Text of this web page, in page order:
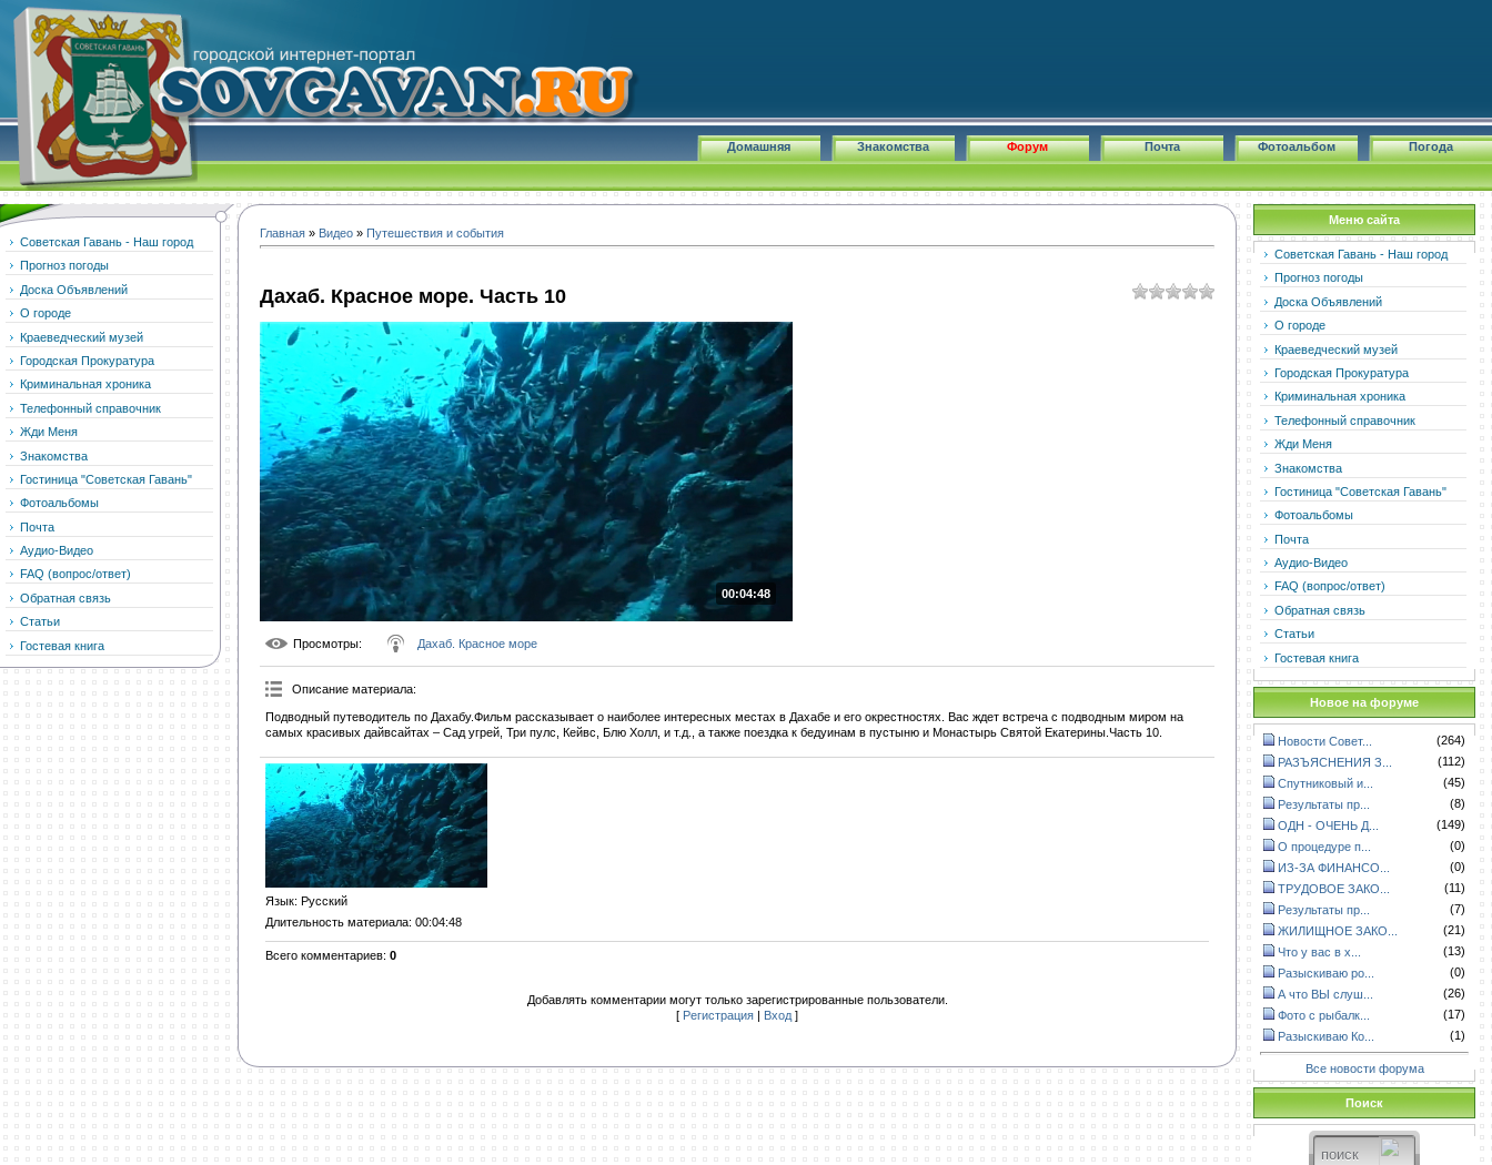
Погода
Фотоальбом
Почта
Форум
Знакомства
Домашняя
Советская Гавань - Наш город
Прогноз погоды
Доска Объявлений
О городе
Краеведческий музей
Городская Прокуратура
Криминальная хроника
Телефонный справочник
Жди Меня
Знакомства
Гостиница "Советская Гавань"
Фотоальбомы
Почта
Аудио-Видео
FAQ (вопрос/ответ)
Обратная связь
Статьи
Гостевая книга
Главная » Видео » Путешествия и события
Дахаб. Красное море. Часть 10
00:04:48
Просмотры: Дахаб. Красное море
Описание материала:
Подводный путеводитель по Дахабу.Фильм рассказывает о наиболее интересных местах в Дахабе и его окрестностях. Вас ждет встреча с подводным миром на
самых красивых дайвсайтах – Сад угрей, Три пулс, Кейвс, Блю Холл, и т.д., а также поездка к бедуинам в пустыню и Монастырь Святой Екатерины.Часть 10.
Язык: Русский
Длительность материала: 00:04:48
Всего комментариев: 0
Добавлять комментарии могут только зарегистрированные пользователи.
[ Регистрация | Вход ]
Меню сайта
Советская Гавань - Наш город
Прогноз погоды
Доска Объявлений
О городе
Краеведческий музей
Городская Прокуратура
Криминальная хроника
Телефонный справочник
Жди Меня
Знакомства
Гостиница "Советская Гавань"
Фотоальбомы
Почта
Аудио-Видео
FAQ (вопрос/ответ)
Обратная связь
Статьи
Гостевая книга
Новое на форуме
Новости Совет...
(264)
РАЗЪЯСНЕНИЯ З...
(112)
Спутниковый и...
(45)
Результаты пр...
(8)
ОДН - ОЧЕНЬ Д...
(149)
О процедуре п...
(0)
ИЗ-ЗА ФИНАНСО...
(0)
ТРУДОВОЕ ЗАКО...
(11)
Результаты пр...
(7)
ЖИЛИЩНОЕ ЗАКО...
(21)
Что у вас в х...
(13)
Разыскиваю ро...
(0)
А что ВЫ слуш...
(26)
Фото с рыбалк...
(17)
Разыскиваю Ко...
(1)
Все новости форума
Поиск